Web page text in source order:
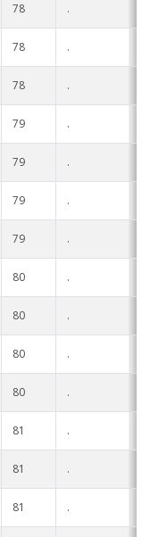
78 .
78 .
78 .
79 .
79 .
79 .
79 .
80 .
80 .
80 .
80 .
81 .
81 .
81 .